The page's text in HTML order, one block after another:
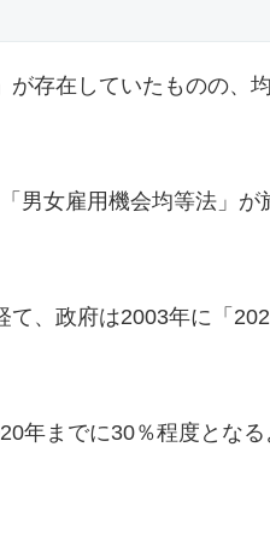
が存在していたものの、
男女雇用機会均等法」が
て、政府は2003年に「
年までに30％程度となる